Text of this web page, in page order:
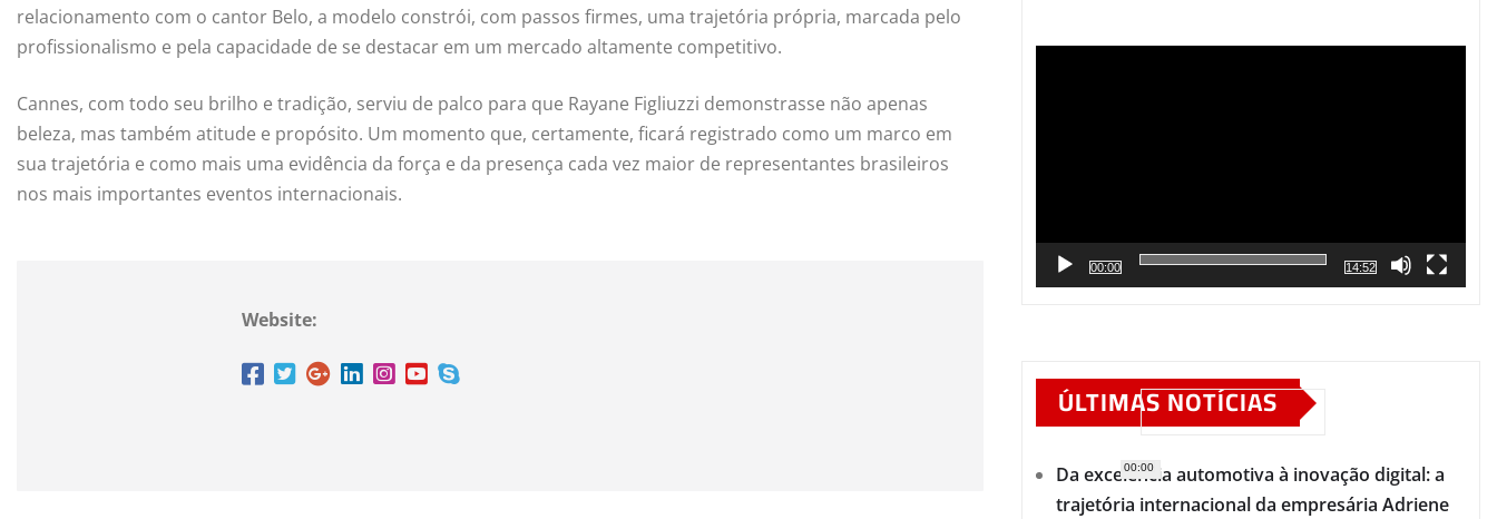
relacionamento com o cantor Belo, a modelo constrói, com passos firmes, uma trajetória própria, marcada pelo
profissionalismo e pela capacidade de se destacar em um mercado altamente competitivo.
Cannes, com todo seu brilho e tradição, serviu de palco para que Rayane Figliuzzi demonstrasse não apenas
beleza, mas também atitude e propósito. Um momento que, certamente, ficará registrado como um marco em
sua trajetória e como mais uma evidência da força e da presença cada vez maior de representantes brasileiros
nos mais importantes eventos internacionais.
Website:
00:00
00:00
14:52
ÚLTIMAS NOTÍCIAS
Da excelência automotiva à inovação digital: a
trajetória internacional da empresária Adriene